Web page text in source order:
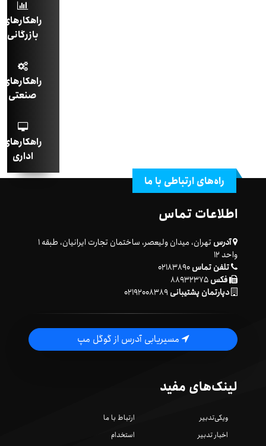
راهکارهای
بازرگانی
راهکارهای
صنعتی
راهکارهای
اداری
راه‌های ارتباطی با ما
اطلاعات تماس
آدرس
تهران، میدان ولیعصر، ساختمان تجارت ایرانیان، طبقه ۱
واحد ۱۲
تلفن تماس۰۲۱۸۳۸۹۰
فکس۸۸۹۳۲۳۷۵
دپارتمان پشتیبانی۰۲۱۹۲۰۰۸۳۸۹
مسیریابی آدرس از گوگل مپ
لینک‌های مفید
ویکی‌تدبیر
اخبار تدبیر
ارتباط با ما
استخدام